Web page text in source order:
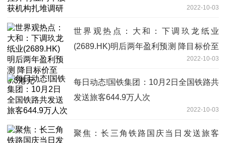
2022-10-03
世界观热点：大和：下调玖龙纸业
(2689.HK)明后两年盈利预测 降目标价至
2022-10-03
每日动态!国铁集团：10月2日全国铁路共
发送旅客644.9万人次
2022-10-03
聚焦：长三角铁路国庆当日发送旅客